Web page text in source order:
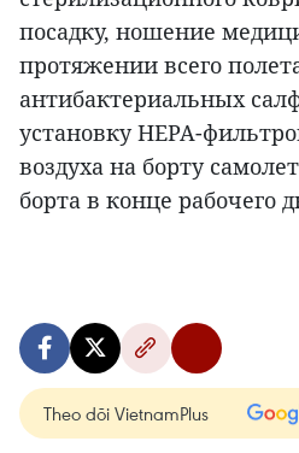
посадку, ношение
протяжении всего
антибактериальных
установку HEPA-
воздуха на борту
борта в конце рабочего
Theo dõi VietnamPlus